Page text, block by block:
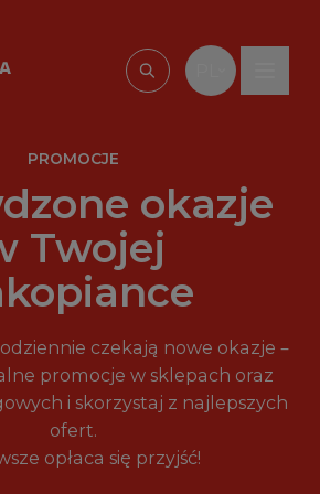
Wpisz, czego
PROMOCJE
okazje
Twojej
czekają nowe okazje –
promocje w sklepach oraz
i skorzystaj z najlepszych
ofert.
opłaca się przyjść!